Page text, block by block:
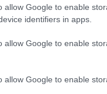
allow Google to enable
identifiers in apps.
allow Google to enable
allow Google to enable
a